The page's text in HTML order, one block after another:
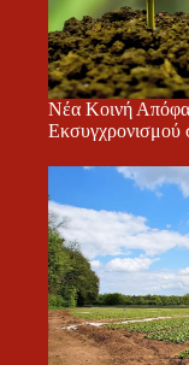
Νέα Κοινή
Εκσυγχρονισμού